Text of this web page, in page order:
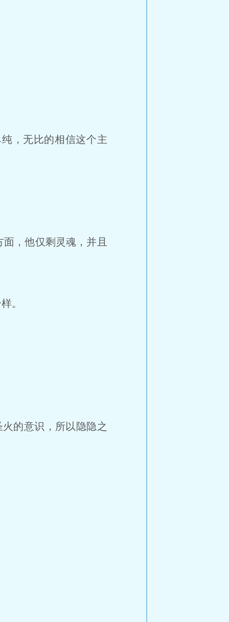
，无比的相信这个主
，他仅剩灵魂，并且
。
的意识，所以隐隐之